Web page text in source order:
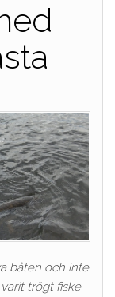
båten och inte
trögt fiske